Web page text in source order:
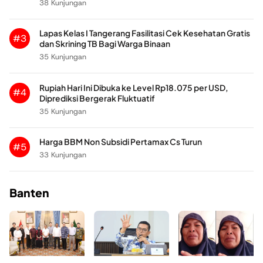
38 Kunjungan
#3
Lapas Kelas I Tangerang Fasilitasi Cek Kesehatan Gratis
dan Skrining TB Bagi Warga Binaan
35 Kunjungan
#4
Rupiah Hari Ini Dibuka ke Level Rp18.075 per USD,
Diprediksi Bergerak Fluktuatif
35 Kunjungan
#5
Harga BBM Non Subsidi Pertamax Cs Turun
33 Kunjungan
Banten